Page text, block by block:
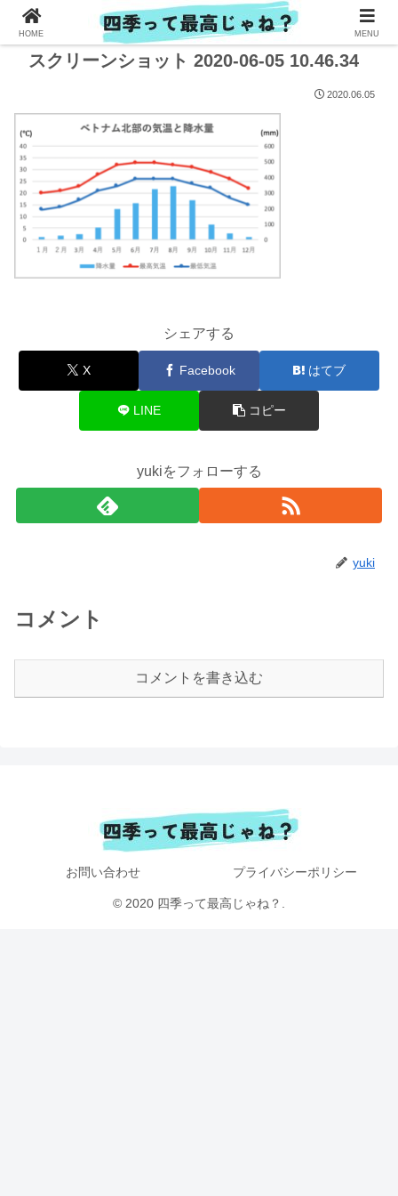
スクリーンショット 2020-06-05 10.46.34
2020.06.05
シェアする
X Facebook はてブ
LINE コピー
yukiをフォローする
yuki
コメント
コメントを書き込む
お問い合わせ プライバシーポリシー
© 2020 四季って最高じゃね？.
HOME MENU